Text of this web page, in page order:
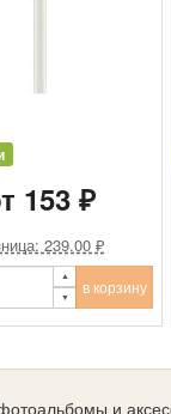
153 ₽
239.00 ₽
в корзину
и